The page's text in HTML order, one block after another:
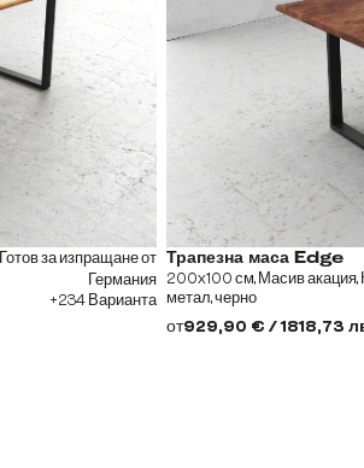
Готов за изпращане от
Германия
+234 Варианта
Трапезна маса Edge
200x100 см, Масив акация,
метал, черно
от929,90 € / 1818,73